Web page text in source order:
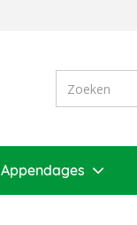
Appendages